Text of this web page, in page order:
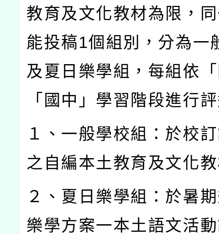
教育及文化教材為限，
能投稿1個組別，分為一
及夏日樂學組，每組依
「國中」學習階段進行
１、一般學校組：於校
之自編本土教育及文化
２、夏日樂學組：於暑
樂學方案一本土語文活